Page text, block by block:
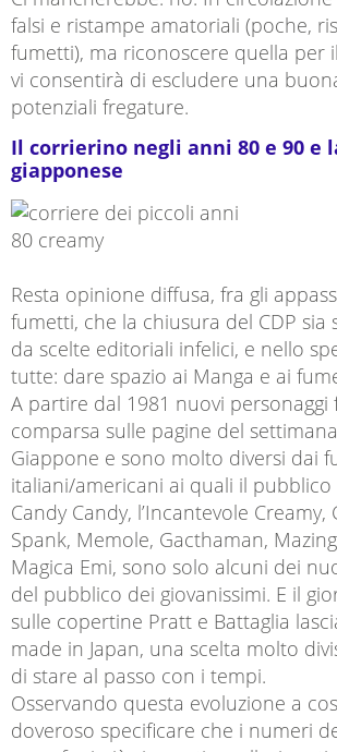
falsi e ristampe amatoriali (poche,
fumetti), ma riconoscere quella per
vi consentirà di escludere una
potenziali fregature.
Il corrierino negli anni 80 e 90 e
giapponese
Resta opinione diffusa, fra gli
fumetti, che la chiusura del CDP sia
da scelte editoriali infelici, e nello
tutte: dare spazio ai Manga e ai
A partire dal 1981 nuovi
comparsa sulle pagine del
Giappone e sono molto diversi dai
italiani/americani ai quali il pubblico
Candy Candy, l’Incantevole Creamy,
Spank, Memole, Gacthaman,
Magica Emi, sono solo alcuni dei
del pubblico dei giovanissimi. E il
sulle copertine Pratt e Battaglia
made in Japan, una scelta molto
di stare al passo con i tempi.
Osservando questa evoluzione a
doveroso specificare che i numeri